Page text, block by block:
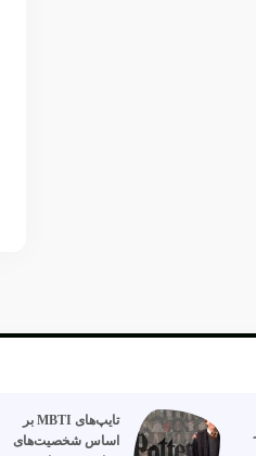
تایپ‌های MBTI بر
اساس شخصیت‌های